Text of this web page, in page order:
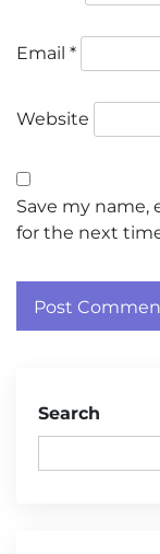
Email *
Website
Save my name,
for the next
Search